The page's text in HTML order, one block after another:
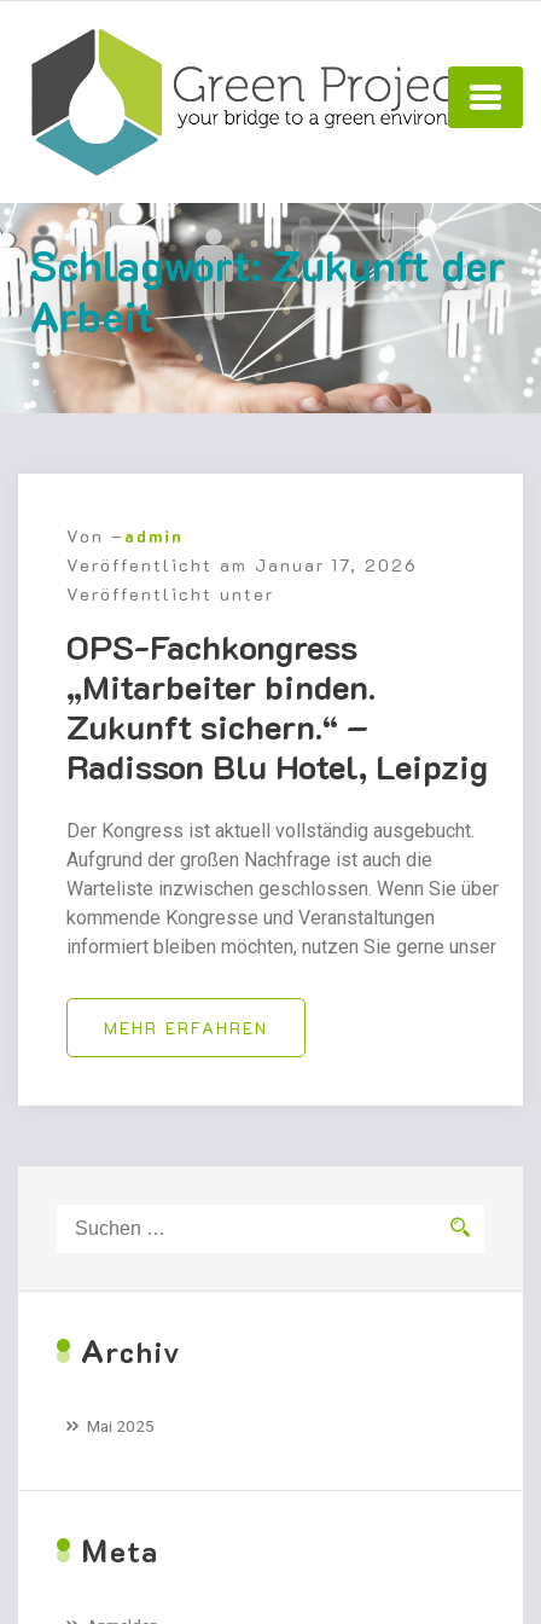
Schlagwort:Zukunft der
Arbeit
Von – admin
Veröffentlicht am Januar 17, 2026
Veröffentlicht unter
OPS-Fachkongress
„Mitarbeiter binden.
Zukunft sichern.“ –
Radisson Blu Hotel, Leipzig
Der Kongress ist aktuell vollständig ausgebucht.
Aufgrund der großen Nachfrage ist auch die
Warteliste inzwischen geschlossen. Wenn Sie über
kommende Kongresse und Veranstaltungen
informiert bleiben möchten, nutzen Sie gerne unser
MEHR ERFAHREN
nach:
Archiv
Mai 2025
Meta